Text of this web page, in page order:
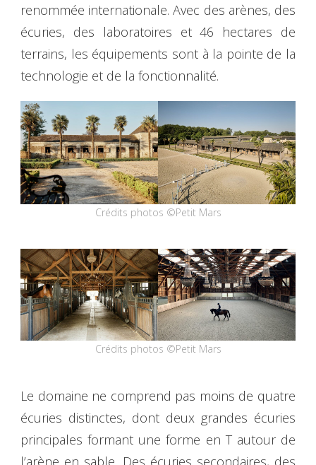
renommée internationale. Avec des arènes, des
écuries, des laboratoires et 46 hectares de
terrains, les équipements sont à la pointe de la
technologie et de la fonctionnalité.
Crédits photos ©Petit Mars
Crédits photos ©Petit Mars
Le domaine ne comprend pas moins de quatre
écuries distinctes, dont deux grandes écuries
principales formant une forme en T autour de